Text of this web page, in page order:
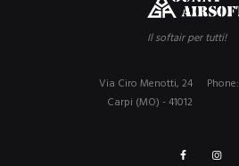
Il softair per tutti!
Phone:
Via Ciro Menotti, 24
Carpi (MO) - 41012